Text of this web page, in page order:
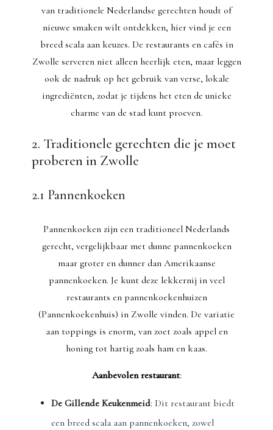
van traditionele Nederlandse gerechten houdt of
nieuwe smaken wilt ontdekken, hier vind je een
breed scala aan keuzes. De restaurants en cafés in
Zwolle serveren niet alleen heerlijk eten, maar leggen
ook de nadruk op het gebruik van verse, lokale
ingrediënten, zodat je tijdens het eten de unieke
charme van de stad kunt proeven.
2. Traditionele gerechten die je moet
proberen in Zwolle
2.1 Pannenkoeken
Pannenkoeken zijn een traditioneel Nederlands
gerecht, vergelijkbaar met dunne pannenkoeken
maar groter en dunner dan Amerikaanse
pannenkoeken. Je kunt deze lekkernij in veel
restaurants en pannenkoekenhuizen
(Pannenkoekenhuis) in Zwolle vinden. De variatie
aan toppings is enorm, van zoet zoals appel en
honing tot hartig zoals ham en kaas.
Aanbevolen restaurant:
De Gillende Keukenmeid: Dit restaurant biedt
een breed scala aan pannenkoeken, zowel